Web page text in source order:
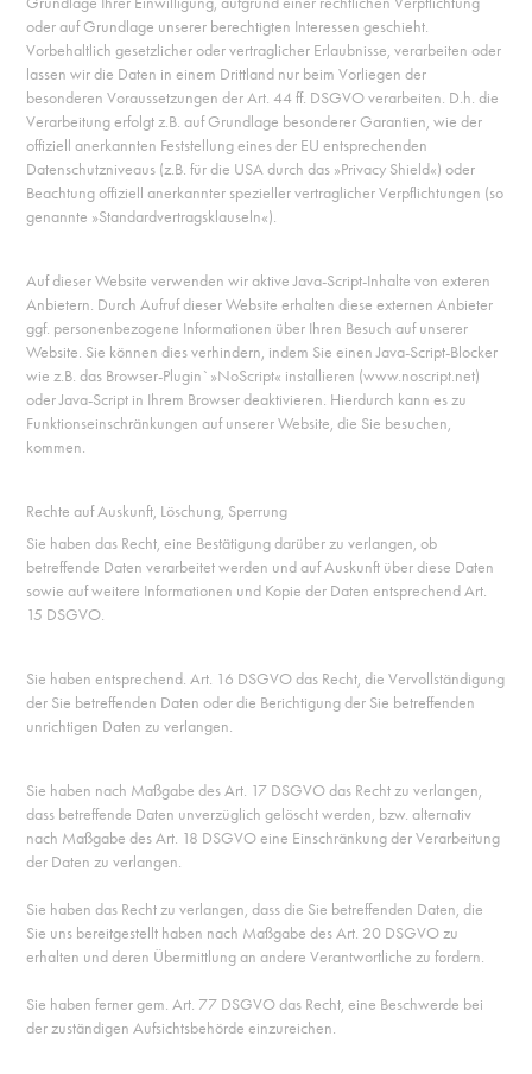
oder auf Grundlage unserer berechtigten Interessen geschieht.
Vorbehaltlich gesetzlicher oder vertraglicher Erlaubnisse, verarbeiten oder
lassen wir die Daten in einem Drittland nur beim Vorliegen der
besonderen Voraussetzungen der Art. 44 ff. DSGVO verarbeiten. D.h. die
Verarbeitung erfolgt z.B. auf Grundlage besonderer Garantien, wie der
offiziell anerkannten Feststellung eines der EU entsprechenden
Datenschutzniveaus (z.B. für die USA durch das »Privacy Shield«) oder
Beachtung offiziell anerkannter spezieller vertraglicher Verpflichtungen (so
genannte »Standardvertragsklauseln«).
Auf dieser Website verwenden wir aktive Java-Script-Inhalte von exteren
Anbietern. Durch Aufruf dieser Website erhalten diese externen Anbieter
ggf. personenbezogene Informationen über Ihren Besuch auf unserer
Website. Sie können dies verhindern, indem Sie einen Java-Script-Blocker
wie z.B. das Browser-Plugin`»NoScript« installieren (www.noscript.net)
oder Java-Script in Ihrem Browser deaktivieren. Hierdurch kann es zu
Funktionseinschränkungen auf unserer Website, die Sie besuchen,
kommen.
Rechte auf Auskunft, Löschung, Sperrung
Sie haben das Recht, eine Bestätigung darüber zu verlangen, ob
betreffende Daten verarbeitet werden und auf Auskunft über diese Daten
sowie auf weitere Informationen und Kopie der Daten entsprechend Art.
15 DSGVO.
Sie haben entsprechend. Art. 16 DSGVO das Recht, die Vervollständigung
der Sie betreffenden Daten oder die Berichtigung der Sie betreffenden
unrichtigen Daten zu verlangen.
Sie haben nach Maßgabe des Art. 17 DSGVO das Recht zu verlangen,
dass betreffende Daten unverzüglich gelöscht werden, bzw. alternativ
nach Maßgabe des Art. 18 DSGVO eine Einschränkung der Verarbeitung
der Daten zu verlangen.
Sie haben das Recht zu verlangen, dass die Sie betreffenden Daten, die
Sie uns bereitgestellt haben nach Maßgabe des Art. 20 DSGVO zu
erhalten und deren Übermittlung an andere Verantwortliche zu fordern.
Sie haben ferner gem. Art. 77 DSGVO das Recht, eine Beschwerde bei
der zuständigen Aufsichtsbehörde einzureichen.